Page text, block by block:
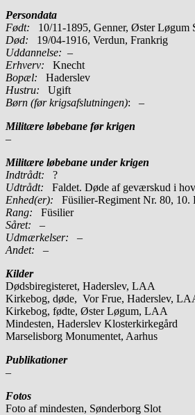
Persondata
Født: 10/11-1895, Genner, Øster Løgum
Død: 19/04-1916, Verdun, Frankrig
Uddannelse: –
Erhverv: Knecht
Bopæl: Haderslev
Hustru: Ugift
Børn (før krigsafslutningen): –
Militære løbebane før krigen
–
Militære løbebane under krigen
Indtrådt: ?
Udtrådt: Faldet. Døde af geværskud i
Enhed(er):
Füsilier-Regiment Nr. 80, 10.
Rang:
Füsilier
Såret: –
Udmærkelser: –
Andet: –
Kilder
Dødsbiregisteret, Haderslev, LAA
Kirkebog, døde, Vor Frue, Haderslev,
Kirkebog, fødte, Øster Løgum, LAA
Mindesten, Haderslev Klosterkirkegård
Marselisborg Monumentet, Aarhus
Publikationer
–
Fotos
Foto af mindesten, Sønderborg Slot